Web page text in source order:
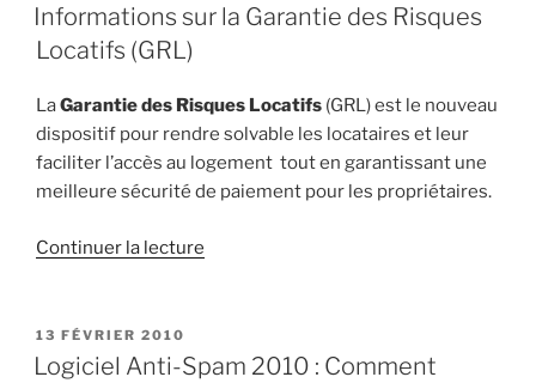
LE
Informations sur la Garantie des Risques
Locatifs (GRL)
LaGarantie des Risques Locatifs (GRL) est le nouveau
dispositif pour rendre solvable les locataires et leur
faciliter l’accès au logement tout en garantissant une
meilleure sécurité de paiement pour les propriétaires.
Continuer la lecture
Garantie
PUBLIÉ
LE
13 FÉVRIER 2010
Logiciel Anti-Spam 2010 : Comment